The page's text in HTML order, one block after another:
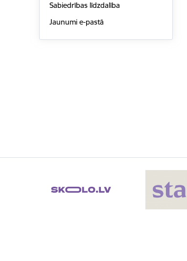
Sabiedrības līdzdalība
Jaunumi e-pastā